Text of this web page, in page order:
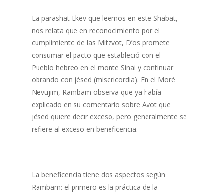
La parashat Ekev que leemos en este Shabat,
nos relata que en reconocimiento por el
cumplimiento de las Mitzvot, D’os promete
consumar el pacto que estableció con el
Pueblo hebreo en el monte Sinai y continuar
obrando con jésed (misericordia). En el Moré
Nevujim, Rambam observa que ya había
explicado en su comentario sobre Avot que
jésed quiere decir exceso, pero generalmente se
refiere al exceso en beneficencia.
La beneficencia tiene dos aspectos según
Rambam: el primero es la práctica de la